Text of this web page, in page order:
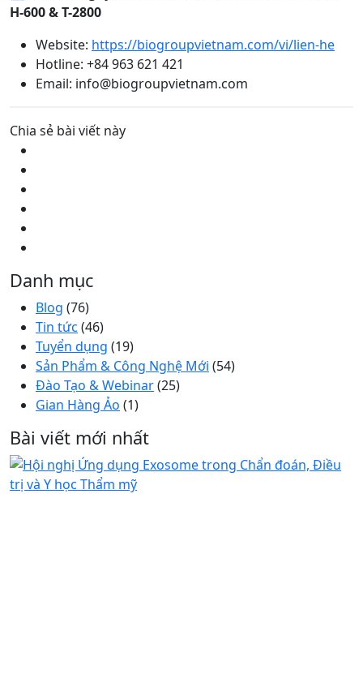
H-600 & T-2800
Website: https://biogroupvietnam.com/vi/lien-he
Hotline: +84 963 621 421
Email: info@biogroupvietnam.com
Chia sẻ bài viết này
Danh mục
Blog (76)
Tin tức (46)
Tuyển dụng (19)
Sản Phẩm & Công Nghệ Mới (54)
Đào Tạo & Webinar(25)
Gian Hàng Ảo (1)
Bài viết mới nhất